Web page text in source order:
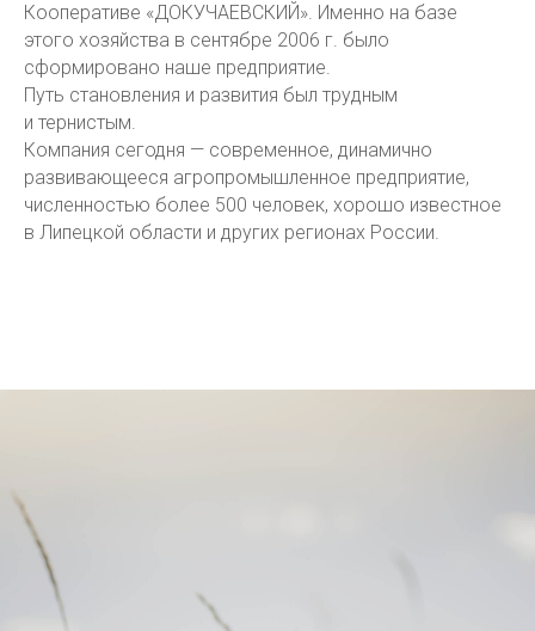
Кооперативе «ДОКУЧАЕВСКИЙ». Именно на базе
этого хозяйства в сентябре 2006 г. было
сформировано наше предприятие.
Путь становления и развития был трудным
и тернистым.
Компания сегодня — современное, динамично
развивающееся агропромышленное предприятие,
численностью более 500 человек, хорошо известное
в Липецкой области и других регионах России.